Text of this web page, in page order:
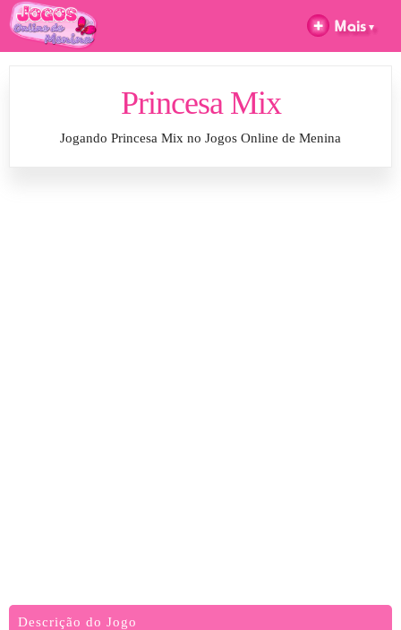
Princesa Mix
Jogando Princesa Mix no Jogos Online de Menina
Descrição do Jogo